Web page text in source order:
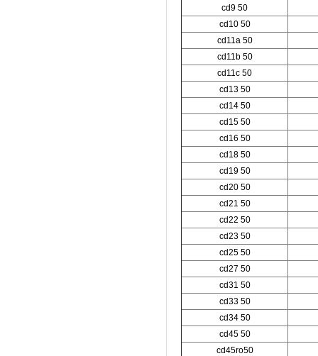
cd9 50
cd10 50
cd11a 50
cd11b 50
cd11c 50
cd13 50
cd14 50
cd15 50
cd16 50
cd18 50
cd19 50
cd20 50
cd21 50
cd22 50
cd23 50
cd25 50
cd27 50
cd31 50
cd33 50
cd34 50
cd45 50
cd45ro50